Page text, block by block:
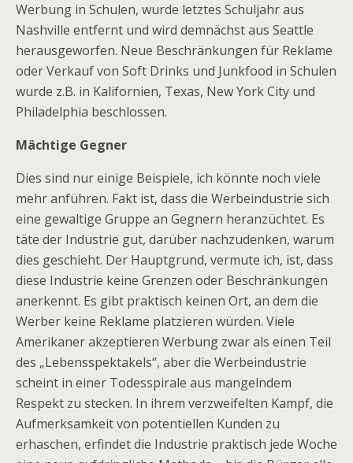
Werbung in Schulen, wurde letztes Schuljahr aus
Nashville entfernt und wird demnächst aus Seattle
herausgeworfen. Neue Beschränkungen für Reklame
oder Verkauf von Soft Drinks und Junkfood in Schulen
wurde z.B. in Kalifornien, Texas, New York City und
Philadelphia beschlossen.
Mächtige Gegner
Dies sind nur einige Beispiele, ich könnte noch viele
mehr anführen. Fakt ist, dass die Werbeindustrie sich
eine gewaltige Gruppe an Gegnern heranzüchtet. Es
täte der Industrie gut, darüber nachzudenken, warum
dies geschieht. Der Hauptgrund, vermute ich, ist, dass
diese Industrie keine Grenzen oder Beschränkungen
anerkennt. Es gibt praktisch keinen Ort, an dem die
Werber keine Reklame platzieren würden. Viele
Amerikaner akzeptieren Werbung zwar als einen Teil
des „Lebensspektakels“, aber die Werbeindustrie
scheint in einer Todesspirale aus mangelndem
Respekt zu stecken. In ihrem verzweifelten Kampf, die
Aufmerksamkeit von potentiellen Kunden zu
erhaschen, erfindet die Industrie praktisch jede Woche